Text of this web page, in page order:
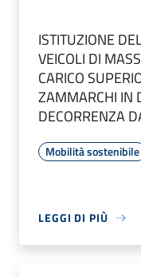
ISTITUZIONE
VEICOLI DI
CARICO
ZAMMARCHI IN
DECORRENZA
Mobilità sostenibile
LEGGI DI PIÙ